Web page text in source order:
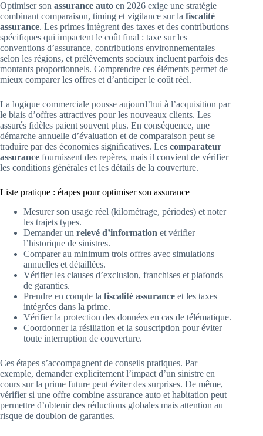
Optimiser son assurance auto en 2026 exige une stratégie
combinant comparaison, timing et vigilance sur la fiscalité
assurance. Les primes intègrent des taxes et des contributions
spécifiques qui impactent le coût final : taxe sur les
conventions d’assurance, contributions environnementales
selon les régions, et prélèvements sociaux incluent parfois des
montants proportionnels. Comprendre ces éléments permet de
mieux comparer les offres et d’anticiper le coût réel.
La logique commerciale pousse aujourd’hui à l’acquisition par
le biais d’offres attractives pour les nouveaux clients. Les
assurés fidèles paient souvent plus. En conséquence, une
démarche annuelle d’évaluation et de comparaison peut se
traduire par des économies significatives. Les comparateur
assurance fournissent des repères, mais il convient de vérifier
les conditions générales et les détails de la couverture.
Liste pratique : étapes pour optimiser son assurance
Mesurer son usage réel (kilométrage, périodes) et noter
les trajets types.
Demander un relevé d’information et vérifier
l’historique de sinistres.
Comparer au minimum trois offres avec simulations
annuelles et détaillées.
Vérifier les clauses d’exclusion, franchises et plafonds
de garanties.
Prendre en compte la fiscalité assurance et les taxes
intégrées dans la prime.
Vérifier la protection des données en cas de télématique.
Coordonner la résiliation et la souscription pour éviter
toute interruption de couverture.
Ces étapes s’accompagnent de conseils pratiques. Par
exemple, demander explicitement l’impact d’un sinistre en
cours sur la prime future peut éviter des surprises. De même,
vérifier si une offre combine assurance auto et habitation peut
permettre d’obtenir des réductions globales mais attention au
risque de doublon de garanties.